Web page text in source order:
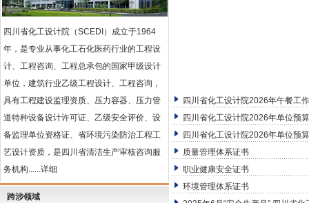
四川省化工设计院（SCEDI）成立于1964
年，是专业从事化工石化医药行业的工程设
计、工程咨询、工程总承包的国家甲级设计
单位，建筑行业乙级工程设计、工程咨询，
具有工程建设监理资质、压力容器、压力管
道特种设备设计许可证、乙级安全评价、设
备监理单位资格证、省环境污染防治工程工
艺设计资质，是四川省清洁生产审核咨询服
务机构......详细
跨涉领域
四川省化工设计院2026年午餐工
四川省化工设计院2026年单位预
四川省化工设计院2026年单位预
质量管理体系证书
职业健康安全证书
环境管理体系证书